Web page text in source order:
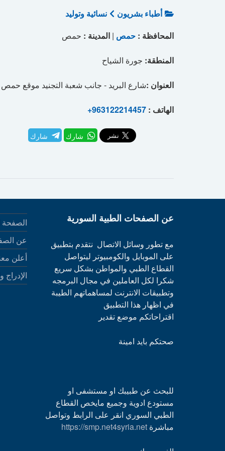
أطباء بشريون
نسائية وتوليد
المحافظة : حمص | المدينة : حمص
المنطقة: جورة الشياح
العنوان :شارع البريد - جانب شعبة التجنيد موقع حمص
الهاتف : +963122214457
شارك شارك
عن الصفحات الطبية السورية
مع تطور وسائل الاتصال نتقدم بتطبيق
على الموبايل والكومبيوتر ليتواصل
القطاع الطبي والمواطن بشكل سريع
شكرا لكل العاملين في مجال البرمجه
وتطبيقات الانترنت لمساهماتهم الطيبة
في اظهار هذا التطبيق
اقتراحاتكم موضع تقدير
صحتكم بايد امينة
للبحث عن طبيبك او مستشفى او
مستودع ادوية وجميع مايخص القطاع
الطبي السوري انقر على الرابط وتواصل
مباشرة https://smp.net4syria.net
الصفحة
عن
أعلن
الإدراج